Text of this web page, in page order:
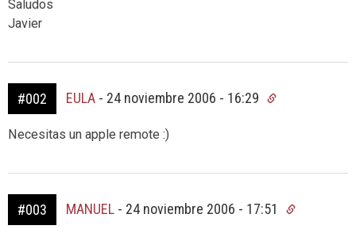
Saludos
Javier
#002 EULA - 24 noviembre 2006 - 16:29
Necesitas un apple remote :)
#003 MANUEL - 24 noviembre 2006 - 17:51